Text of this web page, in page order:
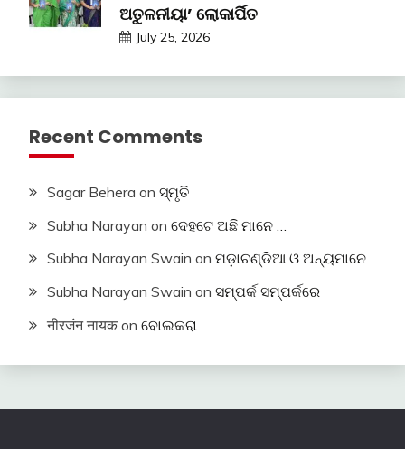
ଅତୁଳନୀୟା’ ଲୋକାର୍ପିତ
July 25, 2026
Recent Comments
Sagar Behera on ସ୍ମୃତି
Subha Narayan on ଦେହଟେ ଅଛି ମାନେ …
Subha Narayan Swain on ମଡ଼ାଚଣ୍ଡିଆ ଓ ଅନ୍ୟମାନେ
Subha Narayan Swain on ସମ୍ପର୍କ ସମ୍ପର୍କରେ
नीरजंन नायक on ବୋଲକରା